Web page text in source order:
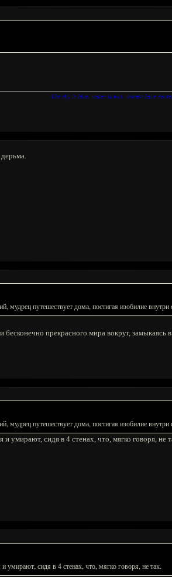
The sky is blue, water is wet, women have
мудрец путешествует дома, постигая изобилие внутри
прекрасного мира вокруг,
мудрец путешествует дома, постигая изобилие внутри
умирают, сидя в 4 стенах, что, мягко говоря, не
сидя в 4 стенах, что, мягко говоря, не так.